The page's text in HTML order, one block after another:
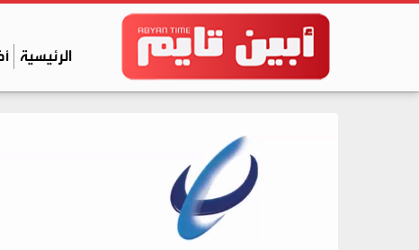
الرئيسية